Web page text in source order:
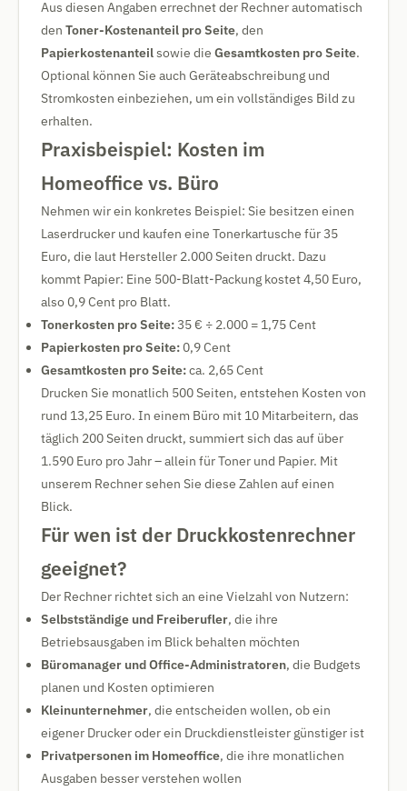
Aus diesen Angaben errechnet der Rechner automatisch
den Toner-Kostenanteil pro Seite, den
Papierkostenanteilsowie die Gesamtkosten pro Seite.
Optional können Sie auch Geräteabschreibung und
Stromkosten einbeziehen, um ein vollständiges Bild zu
erhalten.
Praxisbeispiel: Kosten im
Homeoffice vs. Büro
Nehmen wir ein konkretes Beispiel: Sie besitzen einen
Laserdrucker und kaufen eine Tonerkartusche für 35
Euro, die laut Hersteller 2.000 Seiten druckt. Dazu
kommt Papier: Eine 500-Blatt-Packung kostet 4,50 Euro,
also 0,9 Cent pro Blatt.
Tonerkosten pro Seite:35 € ÷ 2.000 = 1,75 Cent
Papierkosten pro Seite: 0,9 Cent
Gesamtkosten pro Seite:ca. 2,65 Cent
Drucken Sie monatlich 500 Seiten, entstehen Kosten von
rund 13,25 Euro. In einem Büro mit 10 Mitarbeitern, das
täglich 200 Seiten druckt, summiert sich das auf über
1.590 Euro pro Jahr – allein für Toner und Papier. Mit
unserem Rechner sehen Sie diese Zahlen auf einen
Blick.
Für wen ist der Druckkostenrechner
geeignet?
Der Rechner richtet sich an eine Vielzahl von Nutzern:
Selbstständige und Freiberufler, die ihre
Betriebsausgaben im Blick behalten möchten
Büromanager und Office-Administratoren, die Budgets
planen und Kosten optimieren
Kleinunternehmer, die entscheiden wollen, ob ein
eigener Drucker oder ein Druckdienstleister günstiger ist
Privatpersonen im Homeoffice, die ihre monatlichen
Ausgaben besser verstehen wollen